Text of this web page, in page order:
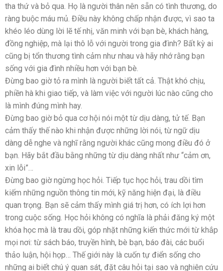
tha thứ và bỏ qua. Họ là người thân nên sẵn có tình thương, do
ràng buộc máu mủ. Điều này không chấp nhận được, vì sao ta
khéo léo dùng lời lẽ tế nhị, văn minh với bạn bè, khách hàng,
đồng nghiệp, mà lại thô lỗ với người trong gia đình? Bất kỳ ai
cũng bị tổn thương tình cảm như nhau và hãy nhớ rằng bạn
sống với gia đình nhiều hơn với bạn bè.
Đừng bao giờ tỏ ra mình là người biết tất cả. Thật khó chịu,
phiền hà khi giao tiếp, và làm việc với người lúc nào cũng cho
là mình đúng mình hay.
Đừng bao giờ bỏ qua cơ hội nói một từ dịu dàng, tử tế. Bạn
cảm thấy thế nào khi nhận được những lời nói, từ ngữ dịu
dàng dễ nghe và nghĩ rằng người khác cũng mong điều đó ở
bạn. Hãy bắt đầu bằng những từ dịu dàng nhất như “cảm ơn,
xin lỗi”…
Đừng bao giờ ngừng học hỏi. Tiếp tục học hỏi, trau dồi tìm
kiếm những nguồn thông tin mới, kỹ năng hiện đại, là điều
quan trọng. Bạn sẽ cảm thấy mình giá trị hơn, có ích lợi hơn
trong cuộc sống. Học hỏi không có nghĩa là phải đăng ký một
khóa học mà là trau dồi, góp nhặt những kiến thức mới từ khắp
mọi nơi: từ sách báo, truyền hình, bè bạn, báo đài, các buổi
thảo luận, hội họp… Thế giới này là cuốn tự điển sống cho
những ai biết chú ý quan sát, đặt câu hỏi tại sao và nghiên cứu